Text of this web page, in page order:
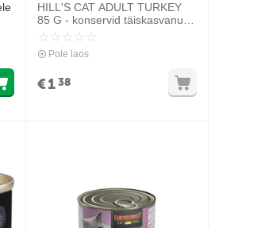
HILL'S CAT ADULT TURKEY
85 G - konservid täiskasvanud
Pole laos
€138